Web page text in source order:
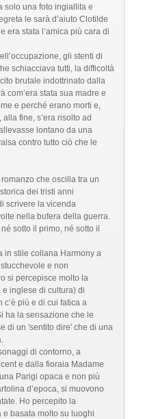
solo una foto ingiallita e
le sarà d’aiuto Clotilde
era stata l’amica più cara di
gli stenti di
schiacciava tutti, la difficoltà
brutale indottrinato dalla
com’era stata sua madre e
e perché erano morti e,
fine, s’era risolto ad
lontano da una
contro tutto ciò che le
che oscilla tra un
dei tristi anni
scrivere la vicenda
nella bufera della guerra.
sotto il primo, né sotto il
in stile collana Harmony a
e non
si percepisce molto la
e inglese di cultura) di
più e di cui fatica a
ha la sensazione che le
di un 'sentito dire' che di una
di contorno, a
e dalla fioraia Madame
Parigi opaca e non più
d’epoca, si muovono
Ho percepito la
basata molto su luoghi